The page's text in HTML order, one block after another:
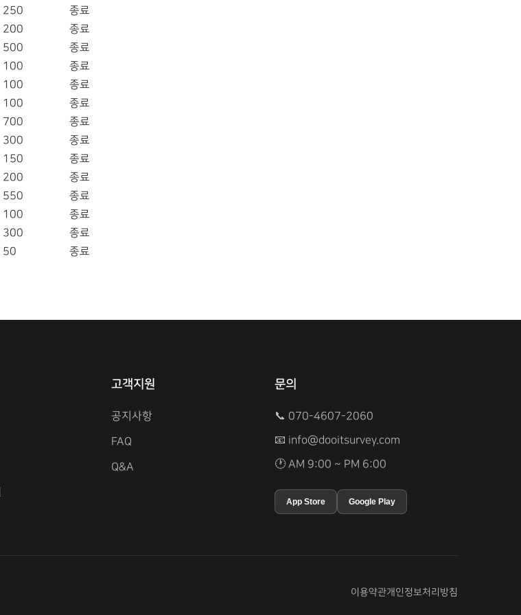
250
종료
200
종료
500
종료
100
종료
100
종료
100
종료
700
종료
300
종료
150
종료
200
종료
550
종료
100
종료
300
종료
50 종료
고객지원
공지사항
FAQ
Q&A
문의
📞 070-4607-2060
📧 info@dooitsurvey.com
🕐 AM 9:00 ~ PM 6:00
App Store Google Play
이용약관개인정보처리방침